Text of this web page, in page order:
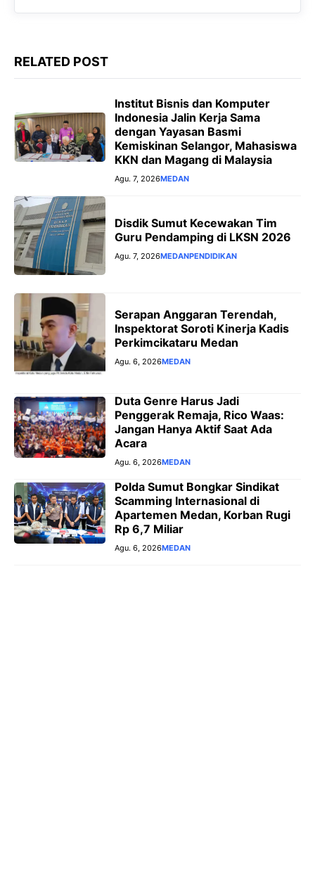
k p
me
RELATED POST
Institut Bisnis dan Komputer
Indonesia Jalin Kerja Sama
dengan Yayasan Basmi
Kemiskinan Selangor, Mahasiswa
KKN dan Magang di Malaysia
Agu. 7, 2026MEDAN
Disdik Sumut Kecewakan Tim
Guru Pendamping di LKSN 2026
Agu. 7, 2026MEDANPENDIDIKAN
Serapan Anggaran Terendah,
Inspektorat Soroti Kinerja Kadis
Perkimcikataru Medan
Agu. 6, 2026MEDAN
Duta Genre Harus Jadi
Penggerak Remaja, Rico Waas:
Jangan Hanya Aktif Saat Ada
Acara
Agu. 6, 2026MEDAN
Polda Sumut Bongkar Sindikat
Scamming Internasional di
Apartemen Medan, Korban Rugi
Rp 6,7 Miliar
Agu. 6, 2026MEDAN